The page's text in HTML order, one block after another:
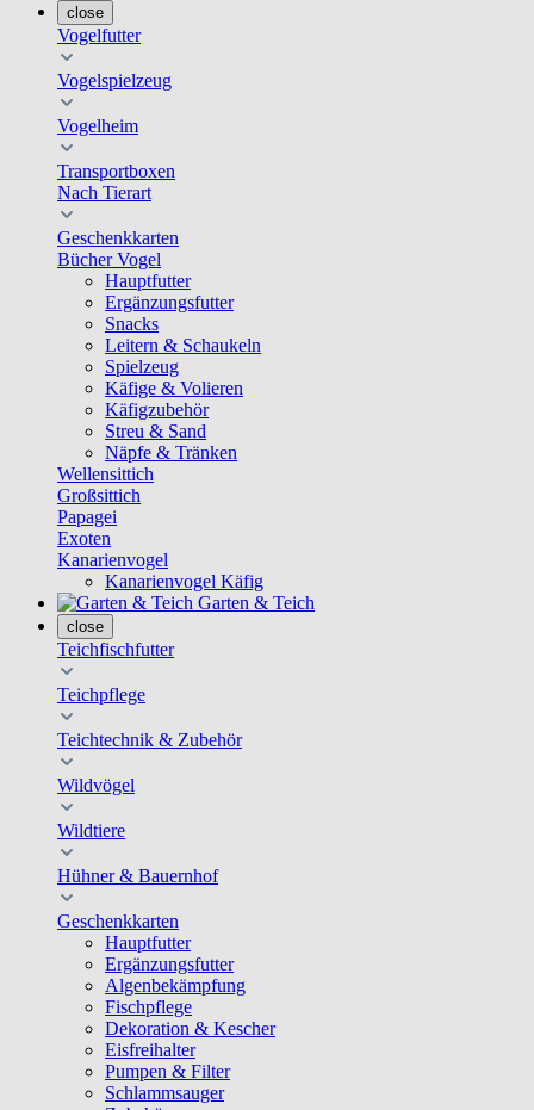
close
Vogelfutter
Vogelspielzeug
Vogelheim
Transportboxen
Nach Tierart
Geschenkkarten
Bücher Vogel
Hauptfutter
Ergänzungsfutter
Snacks
Leitern & Schaukeln
Spielzeug
Käfige & Volieren
Käfigzubehör
Streu & Sand
Näpfe & Tränken
Wellensittich
Großsittich
Papagei
Exoten
Kanarienvogel
Kanarienvogel Käfig
Garten & Teich
close
Teichfischfutter
Teichpflege
Teichtechnik & Zubehör
Wildvögel
Wildtiere
Hühner & Bauernhof
Geschenkkarten
Hauptfutter
Ergänzungsfutter
Algenbekämpfung
Fischpflege
Dekoration & Kescher
Eisfreihalter
Pumpen & Filter
Schlammsauger